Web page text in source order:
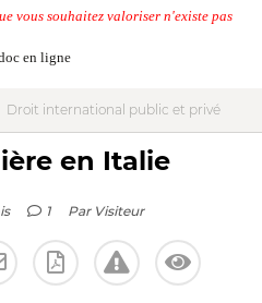
vous souhaitez valoriser n'existe pas
en ligne
Droit international public et privé
en Italie
1 Par Visiteur